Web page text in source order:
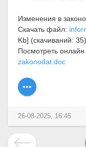
Изменения в
Скачать файл:
Kb] (cкачиваний: 35)
Посмотреть
zakonodat.doc
26-08-2025, 16:45